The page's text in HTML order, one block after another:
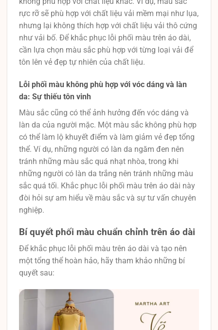
rực rỡ sẽ phù hợp với chất liệu vải mềm mại như lụa,
nhưng lại không thích hợp với chất liệu vải thô cứng
như vải bố. Để khắc phục lỗi phối màu trên áo dài,
cần lựa chọn màu sắc phù hợp với từng loại vải để
tôn lên vẻ đẹp tự nhiên của chất liệu.
Lỗi phối màu không phù hợp với vóc dáng và làn
da: Sự thiếu tôn vinh
Màu sắc cũng có thể ảnh hưởng đến vóc dáng và
làn da của người mặc. Một màu sắc không phù hợp
có thể làm lộ khuyết điểm và làm giảm vẻ đẹp tổng
thể. Ví dụ, những người có làn da ngăm đen nên
tránh những màu sắc quá nhạt nhòa, trong khi
những người có làn da trắng nên tránh những màu
sắc quá tối. Khắc phục lỗi phối màu trên áo dài này
đòi hỏi sự am hiểu về màu sắc và sự tư vấn chuyên
nghiệp.
Bí quyết phối màu chuẩn chỉnh trên áo dài
Để khắc phục lỗi phối màu trên áo dài và tạo nên
một tổng thể hoàn hảo, hãy tham khảo những bí
quyết sau: